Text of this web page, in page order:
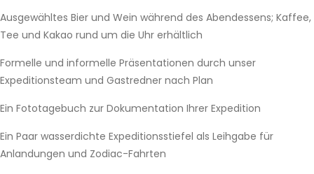
Ausgewähltes Bier und Wein während des Abendessens; Kaffee,
Tee und Kakao rund um die Uhr erhältlich
Formelle und informelle Präsentationen durch unser
Expeditionsteam und Gastredner nach Plan
Ein Fototagebuch zur Dokumentation Ihrer Expedition
Ein Paar wasserdichte Expeditionsstiefel als Leihgabe für
Anlandungen und Zodiac-Fahrten